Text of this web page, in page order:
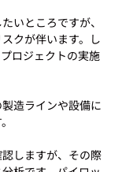
いところですが、
クが伴います。し
ロジェクトの実施
造ラインや設備に
しますが、その際